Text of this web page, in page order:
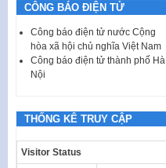
CÔNG BÁO ĐIỆN TỬ
Công báo điện tử nước Cộng
hòa xã hội chủ nghĩa Việt Nam
Công báo điện tử thành phố Hà
Nội
THỐNG KÊ TRUY CẬP
Visitor Status